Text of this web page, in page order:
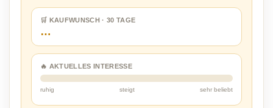
🛒 KAUFWUNSCH · 30 TAGE
…
🔥 AKTUELLES INTERESSE
ruhig steigt sehr beliebt